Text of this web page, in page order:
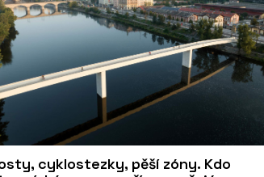
cyklostezky, pěší zóny. Kdo